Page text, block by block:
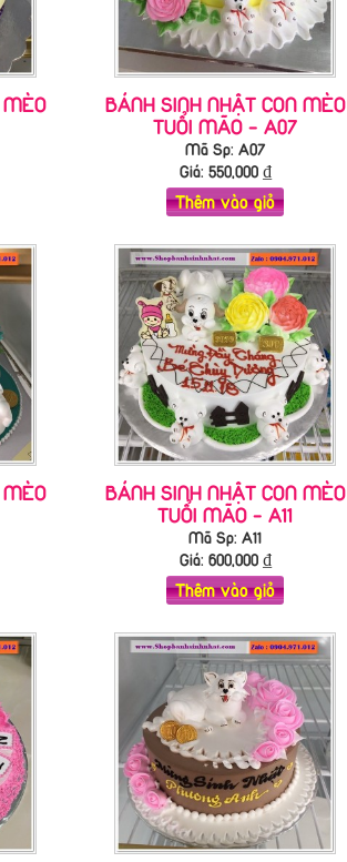
BÁNH SINH NHẬT CON MÈO
TUỔI MÃO - A07
Mã Sp: A07
Giá: 550,000₫
Thêm vào giỏ
BÁNH SINH NHẬT CON MÈO
TUỔI MÃO - A11
Mã Sp: A11
Giá: 600,000₫
Thêm vào giỏ